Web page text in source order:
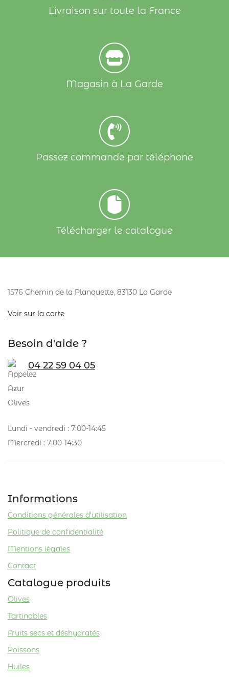
Livraison sur toute la France
Magasin à La Garde
Passez commande par téléphone
Télécharger le catalogue
1576 Chemin de la Planquette, 83130 La Garde
Voir sur la carte
Besoin d'aide ?
04 22 59 04 05
Lundi - vendredi : 7:00-14:45
Mercredi : 7:00-14:30
Informations
Conditions générales d'utilisation
Politique de confidentialité
Mentions légales
Contact
Catalogue produits
Olives
Tartinables
Fruits secs et déshydratés
Poissons
Huiles